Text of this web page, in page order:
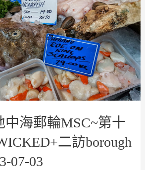
中海郵輪MSC~第十
二訪borough
07-03